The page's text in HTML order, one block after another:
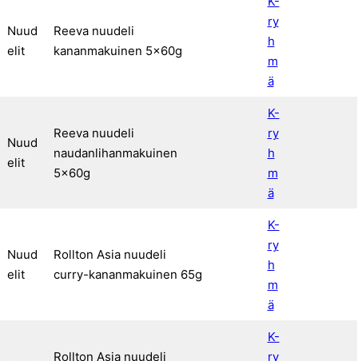
Nuud
elit
Reeva nuudeli
kananmakuinen 5x60g
ry
h
m
ä
Nuud
elit
Reeva nuudeli
naudanlihanmakuinen
5x60g
K-
ry
h
m
ä
Nuud
elit
Rollton Asia nuudeli
curry-kananmakuinen 65g
K-
ry
h
m
ä
Rollton Asia nuudeli
K-
ry